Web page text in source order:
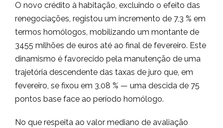
O novo crédito à habitação, excluindo o efeito das
renegociações, registou um incremento de 7,3 % em
termos homólogos, mobilizando um montante de
3455 milhões de euros até ao final de fevereiro. Este
dinamismo é favorecido pela manutenção de uma
trajetória descendente das taxas de juro que, em
fevereiro, se fixou em 3,08 % — uma descida de 75
pontos base face ao período homólogo.
No que respeita ao valor mediano de avaliação